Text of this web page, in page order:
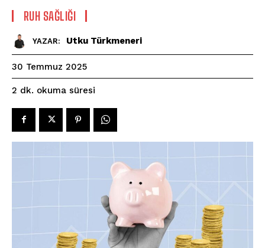
⁠RUH SAĞLIĞI
YAZAR: Utku Türkmeneri
30 Temmuz 2025
2 dk. okuma süresi